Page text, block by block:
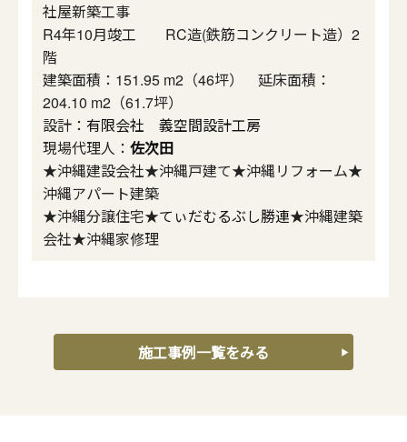
社屋新築工事
R4年10月竣工 RC造(鉄筋コンクリート造）2
階
建築面積：151.95 m2（46坪） 延床面積：
204.10 m2（61.7坪）
設計： 有限会社 義空間設計工房
現場代理人： 佐次田
★沖縄建設会社★沖縄戸建て★沖縄リフォーム★
沖縄アパート建築
★沖縄分譲住宅★てぃだむるぶし勝連★沖縄建築
会社★沖縄家修理
施工事例一覧をみる